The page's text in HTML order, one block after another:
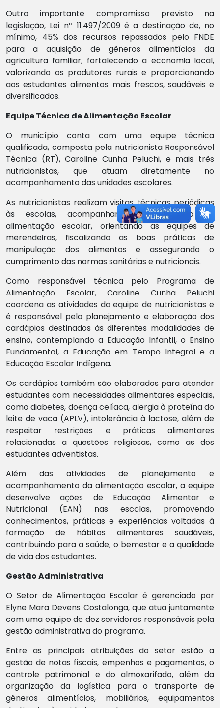
Outro importante compromisso previsto na
legislação, Lei nº 11.497/2009 é a destinação de, no
mínimo, 45% dos recursos repassados pelo FNDE
para a aquisição de gêneros alimentícios da
agricultura familiar, fortalecendo a economia local,
valorizando os produtores rurais e proporcionando
aos estudantes alimentos mais frescos, saudáveis e
diversificados.
Equipe Técnica de Alimentação Escolar
O município conta com uma equipe técnica
qualificada, composta pela nutricionista Responsável
Técnica (RT), Caroline Cunha Peluchi, e mais três
nutricionistas, que atuam diretamente no
acompanhamento das unidades escolares.
As nutricionistas realizam visitas técnicas periódicas
às escolas, acompanhando a execução da
alimentação escolar, orientando as equipes de
merendeiras, fiscalizando as boas práticas de
manipulação dos alimentos e assegurando o
cumprimento das normas sanitárias e nutricionais.
Como responsável técnica pelo Programa de
Alimentação Escolar, Caroline Cunha Peluchi
coordena as atividades da equipe de nutricionistas e
é responsável pelo planejamento e elaboração dos
cardápios destinados às diferentes modalidades de
ensino, contemplando a Educação Infantil, o Ensino
Fundamental, a Educação em Tempo Integral e a
Educação Escolar Indígena.
Os cardápios também são elaborados para atender
estudantes com necessidades alimentares especiais,
como diabetes, doença celíaca, alergia à proteína do
leite de vaca (APLV), intolerância à lactose, além de
respeitar restrições e práticas alimentares
relacionadas a questões religiosas, como as dos
estudantes adventistas.
Além das atividades de planejamento e
acompanhamento da alimentação escolar, a equipe
desenvolve ações de Educação Alimentar e
Nutricional (EAN) nas escolas, promovendo
conhecimentos, práticas e experiências voltadas à
formação de hábitos alimentares saudáveis,
contribuindo para a saúde, o bemestar e a qualidade
de vida dos estudantes.
Gestão Administrativa
O Setor de Alimentação Escolar é gerenciado por
Elyne Mara Devens Costalonga, que atua juntamente
com uma equipe de dez servidores responsáveis pela
gestão administrativa do programa.
Entre as principais atribuições do setor estão a
gestão de notas fiscais, empenhos e pagamentos, o
controle patrimonial e do almoxarifado, além da
organização da logística para o transporte de
gêneros alimentícios, mobiliários, equipamentos